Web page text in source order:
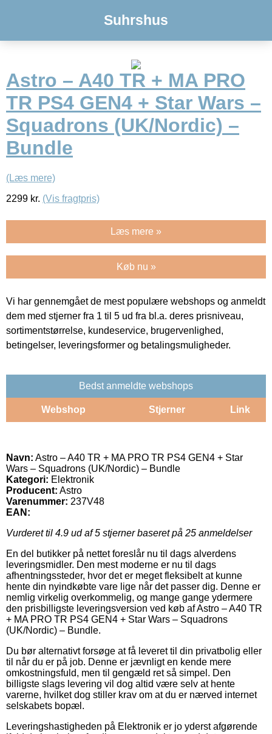
Suhrshus
Astro – A40 TR + MA PRO
TR PS4 GEN4 + Star Wars –
Squadrons (UK/Nordic) –
Bundle
(Læs mere)
2299 kr. (Vis fragtpris)
Læs mere »
Køb nu »
Vi har gennemgået de mest populære webshops og anmeldt
dem med stjerner fra 1 til 5 ud fra bl.a. deres prisniveau,
sortimentstørrelse, kundeservice, brugervenlighed,
betingelser, leveringsformer og betalingsmuligheder.
Bedst anmeldte webshops
Webshop Stjerner Link
Navn: Astro – A40 TR + MA PRO TR PS4 GEN4 + Star
Wars – Squadrons (UK/Nordic) – Bundle
Kategori: Elektronik
Producent: Astro
Varenummer: 237V48
EAN:
Vurderet til 4.9 ud af 5 stjerner baseret på 25 anmeldelser
En del butikker på nettet foreslår nu til dags alverdens
leveringsmidler. Den mest moderne er nu til dags
afhentningssteder, hvor det er meget fleksibelt at kunne
hente din nyindkøbte vare lige når det passer dig. Denne er
nemlig virkelig overkommelig, og mange gange ydermere
den prisbilligste leveringsversion ved køb af Astro – A40 TR
+ MA PRO TR PS4 GEN4 + Star Wars – Squadrons
(UK/Nordic) – Bundle.
Du bør alternativt forsøge at få leveret til din privatbolig eller
til når du er på job. Denne er jævnligt en kende mere
omkostningsfuld, men til gengæld ret så simpel. Den
billigste slags levering vil dog altid være selv at hente
varerne, hvilket dog stiller krav om at du er nærved internet
selskabets bopæl.
Leveringshastigheden på Elektronik er jo yderst afgørende